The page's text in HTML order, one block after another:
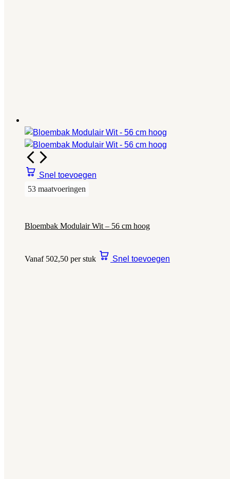
Snel toevoegen
53 maatvoeringen
Bloembak Modulair Wit – 56 cm hoog
Vanaf 502,50 per stuk Snel toevoegen